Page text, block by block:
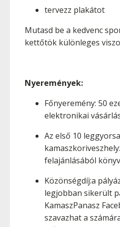
tervezz plakátot
Mutasd be a kedvenc
kettőtök különleges
Nyeremények:
Főnyeremény: 50
elektronikai
Az első 10
felajánlásából
Közönségdíj:a
legjobban sikerült
KamaszPanasz
szavazhat a